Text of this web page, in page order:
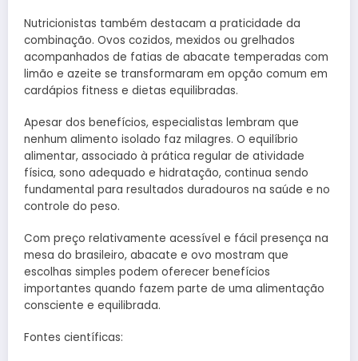
Nutricionistas também destacam a praticidade da
combinação. Ovos cozidos, mexidos ou grelhados
acompanhados de fatias de abacate temperadas com
limão e azeite se transformaram em opção comum em
cardápios fitness e dietas equilibradas.
Apesar dos benefícios, especialistas lembram que
nenhum alimento isolado faz milagres. O equilíbrio
alimentar, associado à prática regular de atividade
física, sono adequado e hidratação, continua sendo
fundamental para resultados duradouros na saúde e no
controle do peso.
Com preço relativamente acessível e fácil presença na
mesa do brasileiro, abacate e ovo mostram que
escolhas simples podem oferecer benefícios
importantes quando fazem parte de uma alimentação
consciente e equilibrada.
Fontes científicas: